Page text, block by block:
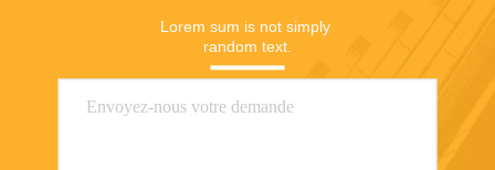
Lorem sum is not simply
random text.